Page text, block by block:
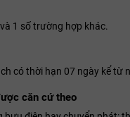
1 số trường hợp khác.
có thời hạn 07 ngày kể từ
căn cứ theo